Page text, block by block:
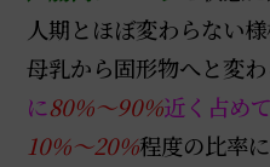
人期とほぼ変わらない
母乳から固形物へと変わ
に80％～90％近く占め
10％～20％程度の比率